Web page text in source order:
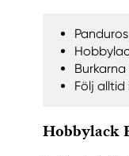
Följ
Hobbylack